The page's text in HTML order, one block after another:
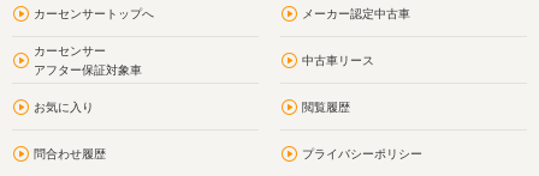
カーセンサートップへ メーカー認定中古車
カーセンサー
アフター保証対象車
中古車リース
お気に入り 閲覧履歴
問合わせ履歴 プライバシーポリシー